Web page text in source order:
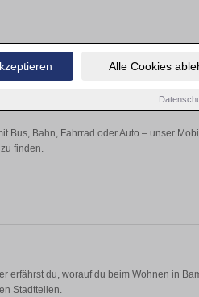
Alle Cookies
Bus, Bahn, Fahrrad oder Auto – unser
finden.
erfährst du, worauf du beim Wohnen in
Stadtteilen.